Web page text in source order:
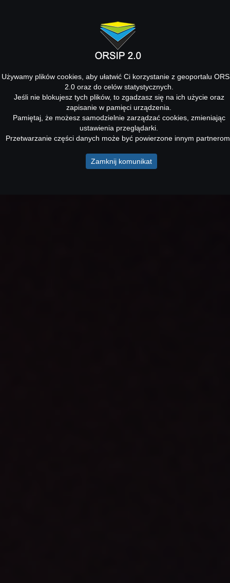
Używamy plików cookies, aby ułatwić Ci korzystanie z geoportalu
2.0 oraz do celów statystycznych.
Jeśli nie blokujesz tych plików, to zgadzasz się na ich użycie oraz
zapisanie w pamięci urządzenia.
Pamiętaj, że możesz samodzielnie zarządzać cookies, zmieniając
ustawienia przeglądarki.
Przetwarzanie części danych może być powierzone innym
Zamknij komunikat